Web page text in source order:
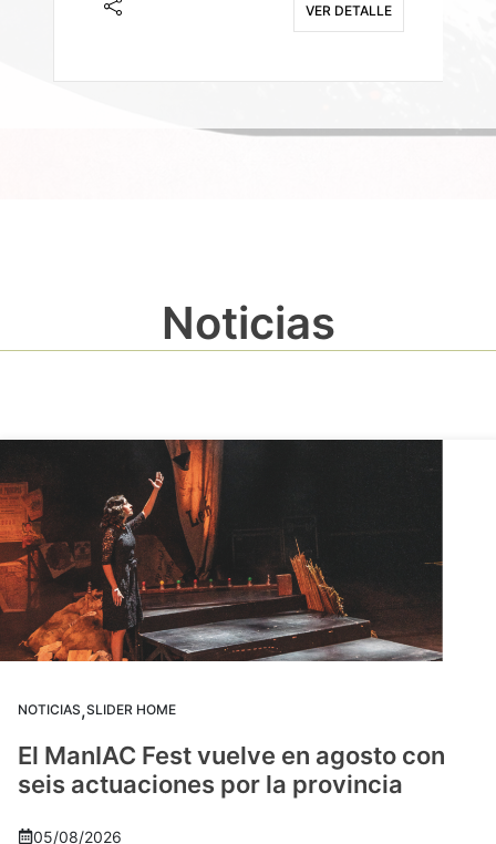
VER DETALLE
Noticias
NOTICIAS,SLIDER HOME
El ManIAC Fest vuelve en agosto con
seis actuaciones por la provincia
05/08/2026